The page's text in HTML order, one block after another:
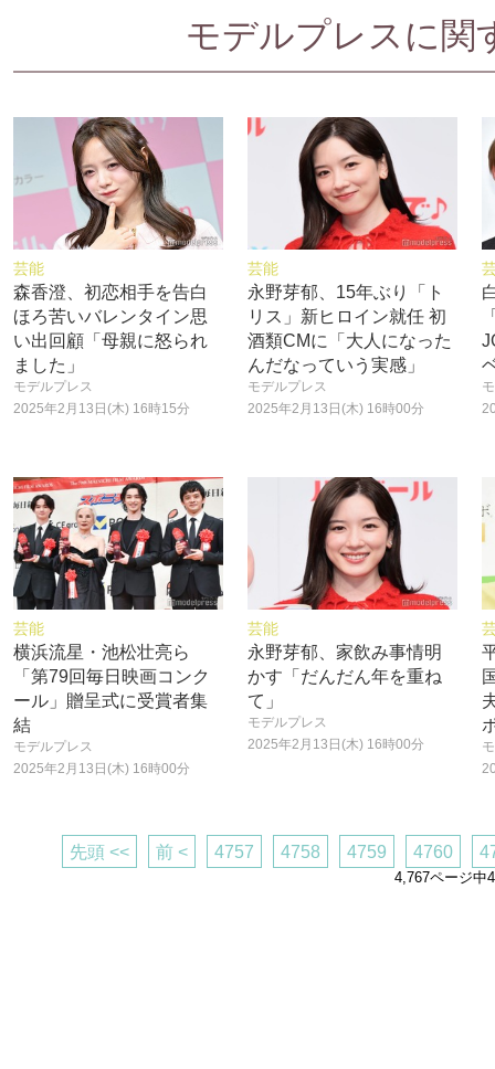
モデルプレスに関
芸能
森香澄、初恋相手を告白
ほろ苦いバレンタイン思
い出回顧「母親に怒られ
ました」
モデルプレス
2025年2月13日(木) 16時15分
芸能
永野芽郁、15年ぶり「ト
リス」新ヒロイン就任 初
酒類CMに「大人になった
んだなっていう実感」
モデルプレス
2025年2月13日(木) 16時00分
芸能
横浜流星・池松壮亮ら
「第79回毎日映画コンク
ール」贈呈式に受賞者集
結
モデルプレス
2025年2月13日(木) 16時00分
芸能
永野芽郁、家飲み事情明
かす「だんだん年を重ね
て」
モデルプレス
2025年2月13日(木) 16時00分
先頭 << 前 < 4757 4758 4759 4760
4,767ページ中